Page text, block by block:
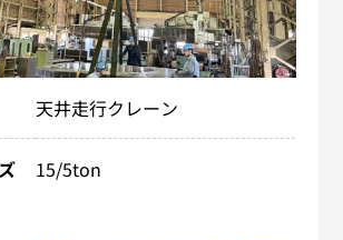
天井走行クレーン
15/5ton